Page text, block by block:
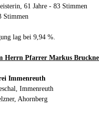
61 Jahre - 83 Stimmen
Stimmen
lag bei 9,94 %.
Herrn Pfarrer Markus
Immenreuth
Immenreuth
Ahornberg